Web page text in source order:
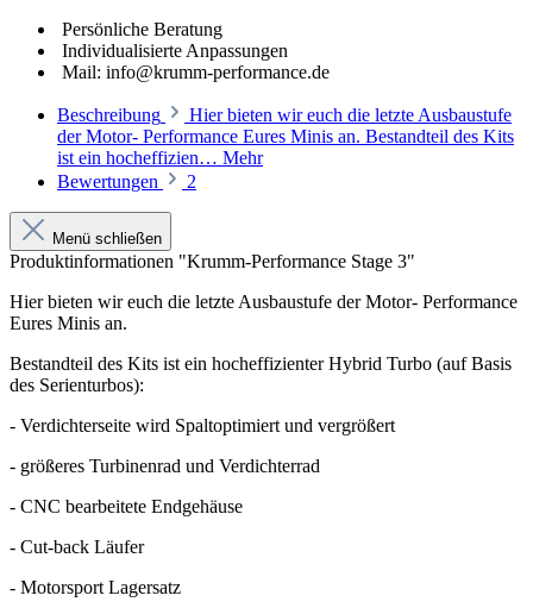
Persönliche Beratung
Individualisierte Anpassungen
Mail: info@krumm-performance.de
Beschreibung
Hier bieten wir euch die letzte Ausbaustufe
der Motor- Performance Eures Minis an. Bestandteil des Kits
ist ein hocheffizien… Mehr
Bewertungen
2
Menü schließen
Produktinformationen "Krumm-Performance Stage 3"
Hier bieten wir euch die letzte Ausbaustufe der Motor- Performance
Eures Minis an.
Bestandteil des Kits ist ein hocheffizienter Hybrid Turbo (auf Basis
des Serienturbos):
- Verdichterseite wird Spaltoptimiert und vergrößert
- größeres Turbinenrad und Verdichterrad
- CNC bearbeitete Endgehäuse
- Cut-back Läufer
- Motorsport Lagersatz